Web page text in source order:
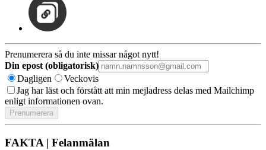
Prenumerera så du inte missar något nytt!
Din epost (obligatorisk)
Dagligen
Veckovis
Jag har läst och förstått att min mejladress delas med Mailchimp
enligt informationen ovan.
FAKTA | Felanmälan